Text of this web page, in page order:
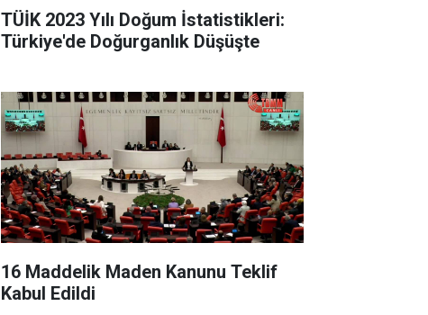
TÜİK 2023 Yılı Doğum İstatistikleri:
Türkiye'de Doğurganlık Düşüşte
16 Maddelik Maden Kanunu Teklif
Kabul Edildi